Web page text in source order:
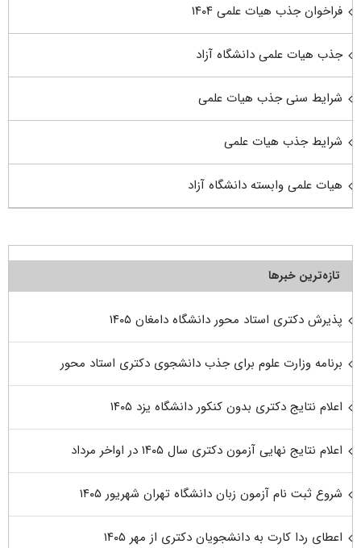
فراخوان جذب هیات علمی ۱۴۰۴
جذب هیات علمی دانشگاه آزاد
شرایط سنی جذب هیات علمی
شرایط جذب هیات علمی
هیات علمی وابسته دانشگاه آزاد
تازه‌ترین خبرها
پذیرش دکتری استاد محور دانشگاه دامغان ۱۴۰۵
برنامه وزارت علوم برای جذب دانشجوی دکتری استاد محور
اعلام نتایج دکتری بدون کنکور دانشگاه یزد ۱۴۰۵
اعلام نتایج نهایی آزمون دکتری سال ۱۴۰۵ در اواخر مرداد
شروع ثبت نام آزمون زبان دانشگاه تهران شهریور ۱۴۰۵
اعطای ردا کارت به دانشجویان دکتری از مهر ۱۴۰۵